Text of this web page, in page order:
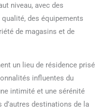
niveau, avec des
des équipements
de magasins et de
un lieu de résidence prisé
influentes du
intimité et une sérénité
destinations de la